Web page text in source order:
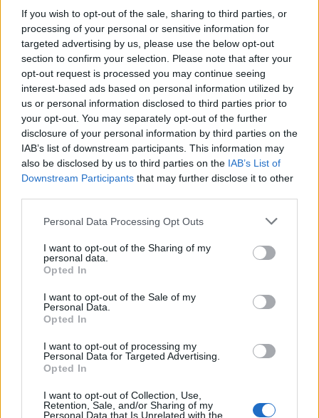
If you wish to opt-out of the sale, sharing to third parties, or
processing of your personal or sensitive information for
targeted advertising by us, please use the below opt-out
section to confirm your selection. Please note that after your
opt-out request is processed you may continue seeing
interest-based ads based on personal information utilized by
us or personal information disclosed to third parties prior to
your opt-out. You may separately opt-out of the further
disclosure of your personal information by third parties on the
IAB’s list of downstream participants. This information may
also be disclosed by us to third parties on the IAB’s List of
Downstream Participants that may further disclose it to other
Please note that this website/app uses one or more Google
not limited to your visit or usage behaviour. You may click to
grant or deny consent to Google and its third-party tags to
use your data for below specified purposes in below Google
consent section.
Personal Data Processing Opt Outs
I want to opt-out of the Sharing of my
personal data.
Opted In
I want to opt-out of the Sale of my
Personal Data.
Opted In
I want to opt-out of processing my
Personal Data for Targeted Advertising.
Opted In
I want to opt-out of Collection, Use,
Retention, Sale, and/or Sharing of my
Personal Data that Is Unrelated with the
giornalista sportivo.
Per gli appassionati, ma anche per chi cerca una
narrazione coinvolgente del mondo delle corse,
l’incontro rappresenta un’opportunità per
conoscere storie meno note e per comprendere
come si sia formata la leggenda dellaFormula 1
attraverso le esperienze di chi l’ha raccontata
dall’interno.
AUTORE
Andrea Conforti, 46enne torinese dal look
casual e naturale, è un analista tattico che
quando annotò la rimonta al box stampa dello
Stadio Olimpico Grande Torino: da
che propugna spiegazioni visive per il tifoso
critico. Dettaglio unico: una stagione